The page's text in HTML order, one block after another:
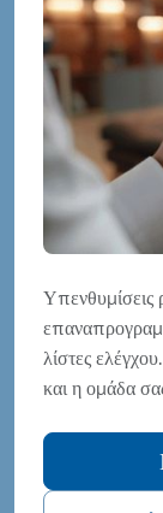
Υπενθυμίσεις
λίστες
και η ομάδα